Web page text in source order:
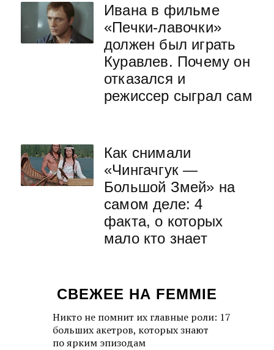
Ивана в фильме
«Печки-лавочки»
должен был играть
Куравлев. Почему он
отказался и
режиссер сыграл сам
Как снимали
«Чингачгук —
Большой Змей» на
самом деле: 4
факта, о которых
мало кто знает
СВЕЖЕЕ НА FEMMIE
Никто не помнит их главные роли: 17
больших акетров, которых знают
по ярким эпизодам